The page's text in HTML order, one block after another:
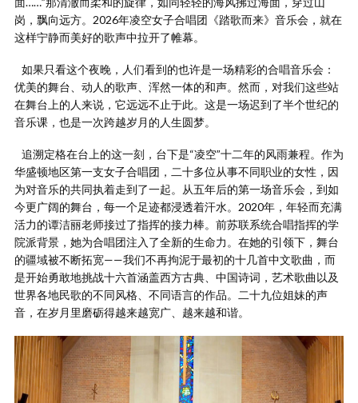
岗，飘向远方。2026年凌空女子合唱团《踏歌而来》音乐会，就在
这样宁静而美好的歌声中拉开了帷幕。
如果只看这个夜晚，人们看到的也许是一场精彩的合唱音乐会：
优美的舞台、动人的歌声、浑然一体的和声。然而，对我们这些站
在舞台上的人来说，它远远不止于此。这是一场迟到了半个世纪的
音乐课，也是一次跨越岁月的人生圆梦。
追溯定格在台上的这一刻，台下是“凌空”十二年的风雨兼程。作为
华盛顿地区第一支女子合唱团，二十多位从事不同职业的女性，因
为对音乐的共同执着走到了一起。从五年后的第一场音乐会，到如
今更广阔的舞台，每一个足迹都浸透着汗水。2020年，年轻而充满
活力的谭洁丽老师接过了指挥的接力棒。前苏联系统合唱指挥的学
院派背景，她为合唱团注入了全新的生命力。在她的引领下，舞台
的疆域被不断拓宽——我们不再拘泥于最初的十几首中文歌曲，而
是开始勇敢地挑战十六首涵盖西方古典、中国诗词，艺术歌曲以及
世界各地民歌的不同风格、不同语言的作品。二十九位姐妹的声
音，在岁月里磨砺得越来越宽广、越来越和谐。